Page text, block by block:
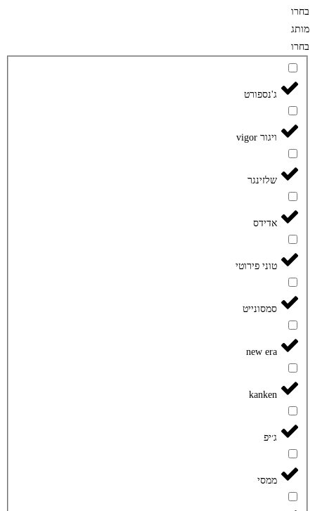
בחרו
מותג
בחרו
ג'נספורט
ויגור vigor
שלזינגר
אדידס
טוני פירוטי
סמסונייט
new era
kanken
ג׳יפ
ממסי